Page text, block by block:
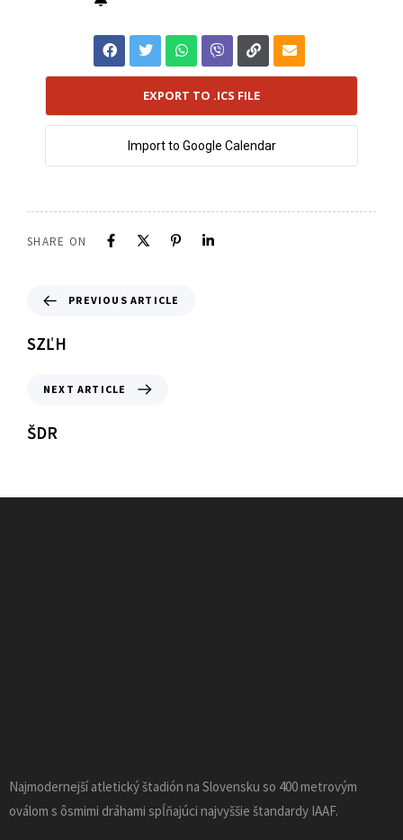
EXPORT TO .ICS FILE
Import to Google Calendar
SHARE ON
PREVIOUS ARTICLE
SZĽH
NEXT ARTICLE
ŠDR
Najmodernejší atletický štadión na Slovensku so 400 metrovým
oválom s ôsmimi dráhami spĺňajúci najvyššie štandardy IAAF.